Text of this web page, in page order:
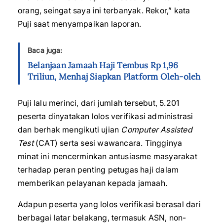
orang, seingat saya ini terbanyak. Rekor,” kata
Puji saat menyampaikan laporan.
Baca juga:
Belanjaan Jamaah Haji Tembus Rp 1,96
Triliun, Menhaj Siapkan Platform Oleh-oleh
Puji lalu merinci, dari jumlah tersebut, 5.201
peserta dinyatakan lolos verifikasi administrasi
dan berhak mengikuti ujian Computer Assisted
Test(CAT) serta sesi wawancara. Tingginya
minat ini mencerminkan antusiasme masyarakat
terhadap peran penting petugas haji dalam
memberikan pelayanan kepada jamaah.
Adapun peserta yang lolos verifikasi berasal dari
berbagai latar belakang, termasuk ASN, non-